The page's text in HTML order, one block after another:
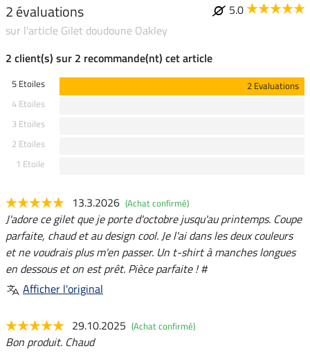
2 évaluations
5.0
sur l'article Gilet doudoune Oakley
2 client(s) sur 2 recommande(nt) cet article
5 Etoiles
2 Evaluations
4 Etoiles
3 Etoiles
2 Etoiles
1 Etoile
13.3.2026 (Achat confirmé)
J'adore ce gilet que je porte d'octobre jusqu'au printemps. Coupe
parfaite, chaud et au design cool. Je l'ai dans les deux couleurs
et ne voudrais plus m'en passer. Un t-shirt à manches longues
en dessous et on est prêt. Pièce parfaite ! #
Afficher l'original
29.10.2025 (Achat confirmé)
Bon produit. Chaud